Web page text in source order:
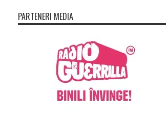
PARTENERI MEDIA